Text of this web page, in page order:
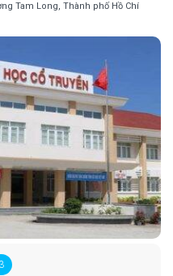
Tam Long, Thành phố Hồ Chí